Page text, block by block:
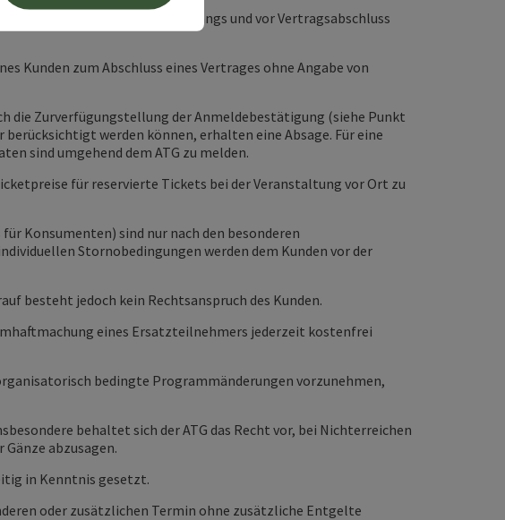
während des Anmeldevorgangs und vor Vertragsabschluss
Kunden zum Abschluss eines Vertrages ohne Angabe von
die Zurverfügungstellung der Anmeldebestätigung (siehe Punkt
werden können, erhalten eine Absage. Für eine
sind umgehend dem ATG zu melden.
für reservierte Tickets bei der Veranstaltung vor Ort zu
Konsumenten) sind nur nach den besonderen
Stornobedingungen werden dem Kunden vor der
besteht jedoch kein Rechtsanspruch des Kunden.
eines Ersatzteilnehmers jederzeit kostenfrei
bedingte Programmänderungen vorzunehmen,
behaltet sich der ATG das Recht vor, bei Nichterreichen
abzusagen.
in Kenntnis gesetzt.
oder zusätzlichen Termin ohne zusätzliche Entgelte